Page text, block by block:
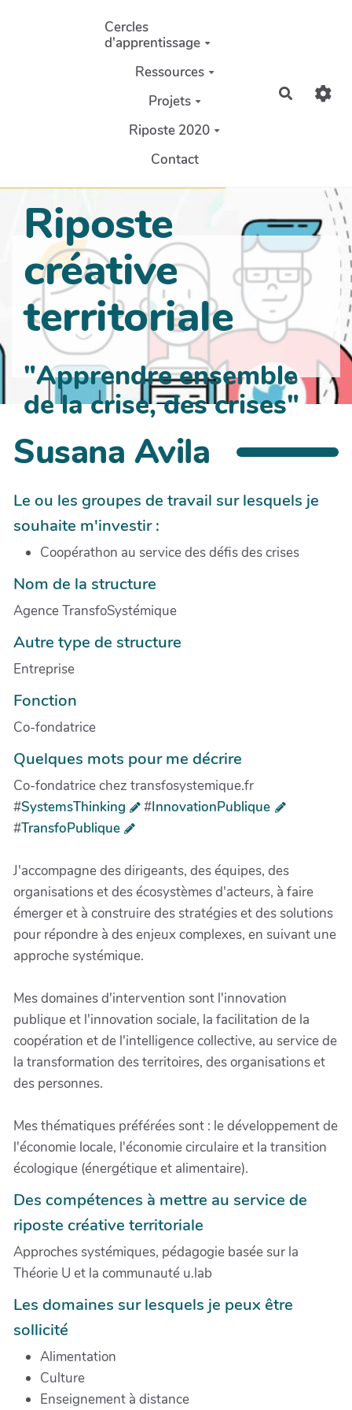
Aller au contenu principal
Cercles
d'apprentissage
Ressources
Projets
Riposte 2020
Contact
Riposte
créative
territoriale
"Apprendre ensemble
de la crise, des crises"
Susana Avila
Le ou les groupes de travail sur lesquels je
souhaite m'investir :
Coopérathon au service des défis des crises
Nom de la structure
Agence TransfoSystémique
Autre type de structure
Entreprise
Fonction
Co-fondatrice
Quelques mots pour me décrire
Co-fondatrice chez transfosystemique.fr
#SystemsThinking #InnovationPublique
#TransfoPublique
J'accompagne des dirigeants, des équipes, des
organisations et des écosystèmes d'acteurs, à faire
émerger et à construire des stratégies et des solutions
pour répondre à des enjeux complexes, en suivant une
approche systémique.
Mes domaines d'intervention sont l'innovation
publique et l'innovation sociale, la facilitation de la
coopération et de l'intelligence collective, au service de
la transformation des territoires, des organisations et
des personnes.
Mes thématiques préférées sont : le développement de
l'économie locale, l'économie circulaire et la transition
écologique (énergétique et alimentaire).
Des compétences à mettre au service de
riposte créative territoriale
Approches systémiques, pédagogie basée sur la
Théorie U et la communauté u.lab
Les domaines sur lesquels je peux être
sollicité
Alimentation
Culture
Enseignement à distance